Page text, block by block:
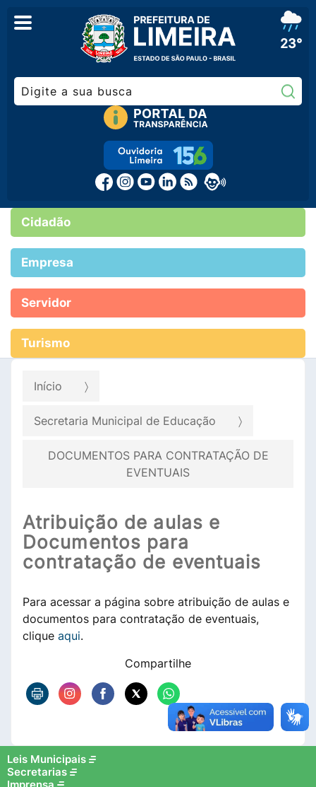
23°
Cidadão
Empresa
Servidor
Turismo
Início
Secretaria Municipal de Educação
DOCUMENTOS PARA CONTRATAÇÃO DE
EVENTUAIS
Atribuição de aulas e
Documentos para
contratação de eventuais
Para acessar a página sobre atribuição de aulas e
documentos para contratação de eventuais,
clique aqui.
Compartilhe
Leis Municipais
Secretarias